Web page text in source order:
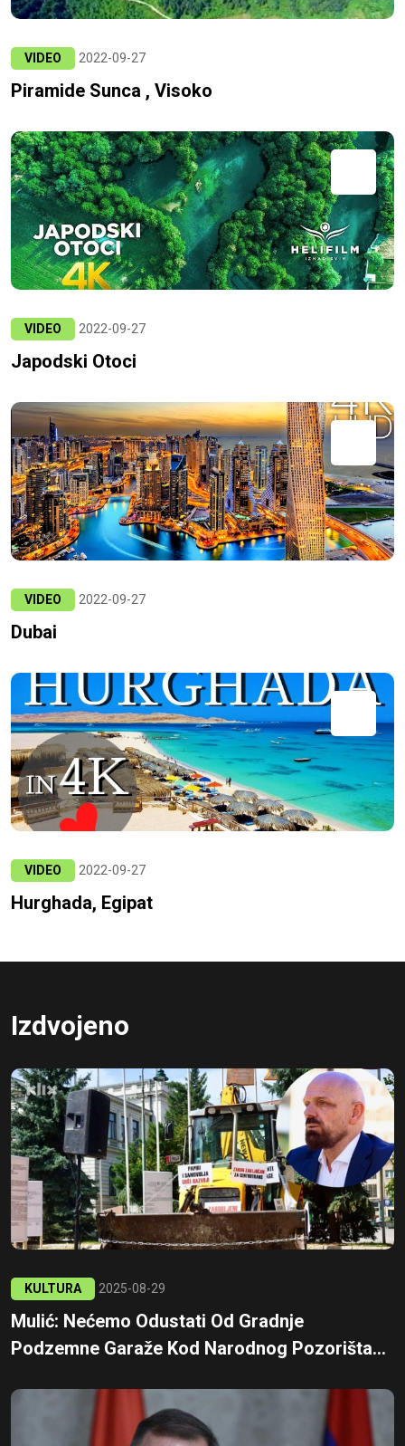
VIDEO 2022-09-27
Piramide Sunca , Visoko
VIDEO 2022-09-27
Japodski Otoci
VIDEO 2022-09-27
Dubai
VIDEO 2022-09-27
Hurghada, Egipat
Izdvojeno
KULTURA 2025-08-29
Mulić: Nećemo Odustati Od Gradnje
Podzemne Garaže Kod Narodnog Pozorišta...